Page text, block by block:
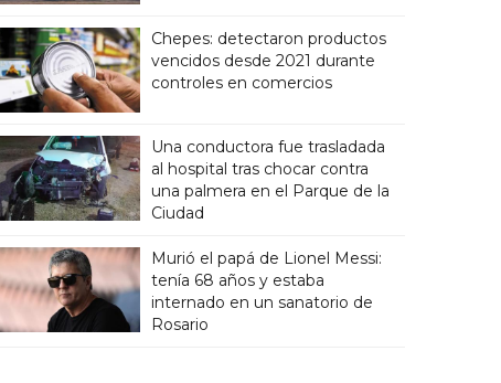
Chepes: detectaron productos
vencidos desde 2021 durante
controles en comercios
Una conductora fue trasladada
al hospital tras chocar contra
una palmera en el Parque de la
Ciudad
Murió el papá de Lionel Messi:
tenía 68 años y estaba
internado en un sanatorio de
Rosario